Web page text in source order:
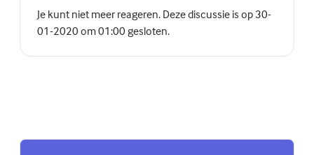
Je kunt niet meer reageren. Deze discussie is op 30-
01-2020 om 01:00 gesloten.